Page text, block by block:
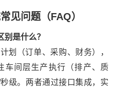
见问题（FAQ）
是什么？
划（订单、采购、财务），
车间层生产执行（排产、质
级。两者通过接口集成，实